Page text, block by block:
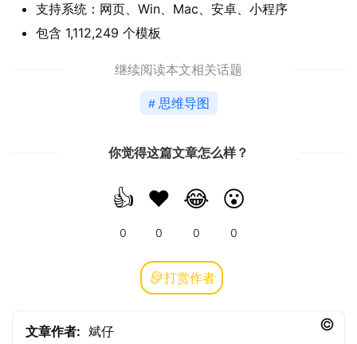
支持系统：网页、Win、Mac、安卓、小程序
包含 1,112,249 个模板
继续阅读本文相关话题
思维导图
你觉得这篇文章怎么样？
👍
0
❤️
0
😂
0
😮
0
打赏作者
文章作者: 斌仔